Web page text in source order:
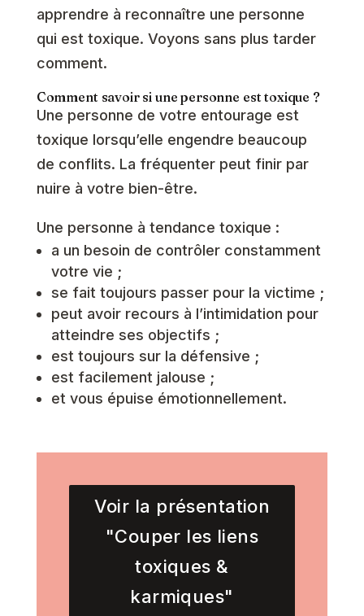
apprendre à reconnaître une personne
qui est toxique. Voyons sans plus tarder
comment.
Comment savoir si une personne est toxique ?
Une personne de votre entourage est
toxique lorsqu’elle engendre beaucoup
de conflits. La fréquenter peut finir par
nuire à votre bien-être.
Une personne à tendance toxique :
a un besoin de contrôler constamment
votre vie ;
se fait toujours passer pour la victime ;
peut avoir recours à l’intimidation pour
atteindre ses objectifs ;
est toujours sur la défensive ;
est facilement jalouse ;
et vous épuise émotionnellement.
Voir la présentation
"Couper les liens
toxiques &
karmiques"